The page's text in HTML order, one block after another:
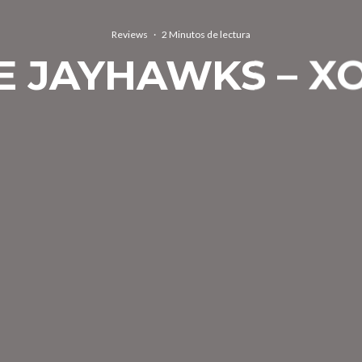
Reviews · 2 Minutos de lectura
JAYHAWKS –